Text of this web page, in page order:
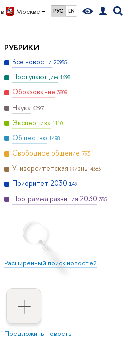
Москве РУС EN
РУБРИКИ
Все новости 20955
Поступающим 1698
Образование 3809
Наука 6297
Экспертиза 1110
Общество 1498
Свободное общение 793
Университетская жизнь 4383
Приоритет 2030 149
Программа развития 2030 355
Расширенный поиск новостей
Предложить новость